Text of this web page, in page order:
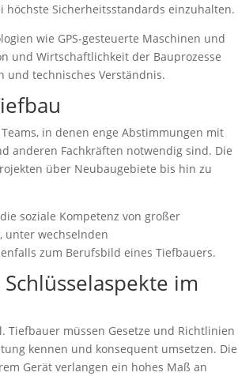
Sicherheitsstandards einzuhalten.
wie GPS-gesteuerte Maschinen und
und Wirtschaftlichkeit der Bauprozesse
technisches Verständnis.
in denen enge Abstimmungen mit
anderen Fachkräften notwendig sind. Die
über Neubaugebiete bis hin zu
soziale Kompetenz von großer
unter wechselnden
zum Berufsbild eines Tiefbauers.
im
Tiefbauer müssen Gesetze und Richtlinien
kennen und konsequent umsetzen. Die
Gerät verlangen ein hohes Maß an